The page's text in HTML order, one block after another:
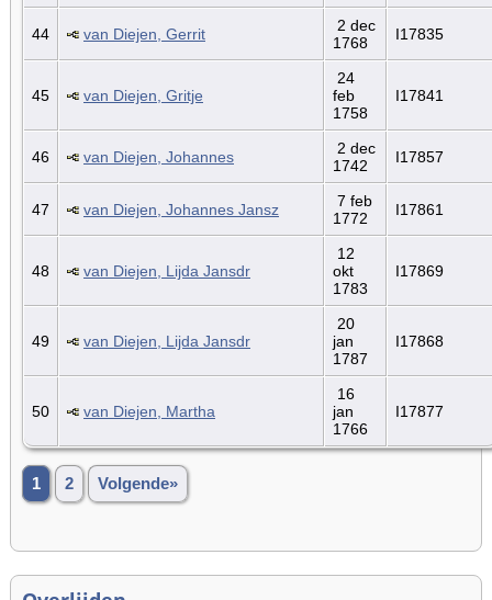
44 van Diejen, Gerrit
2 dec
1768
I17835
45 van Diejen, Gritje
24
feb
1758
I17841
46 van Diejen, Johannes
2 dec
1742
I17857
47 van Diejen, Johannes Jansz
7 feb
1772
I17861
48 van Diejen, Lijda Jansdr
12
okt
1783
I17869
49 van Diejen, Lijda Jansdr
20
jan
1787
I17868
50 van Diejen, Martha
16
jan
1766
I17877
1 2 Volgende»